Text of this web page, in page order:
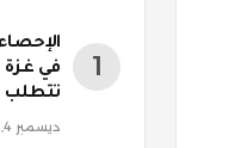
في غزة
تتطلب
ديسمبر 4, 2025